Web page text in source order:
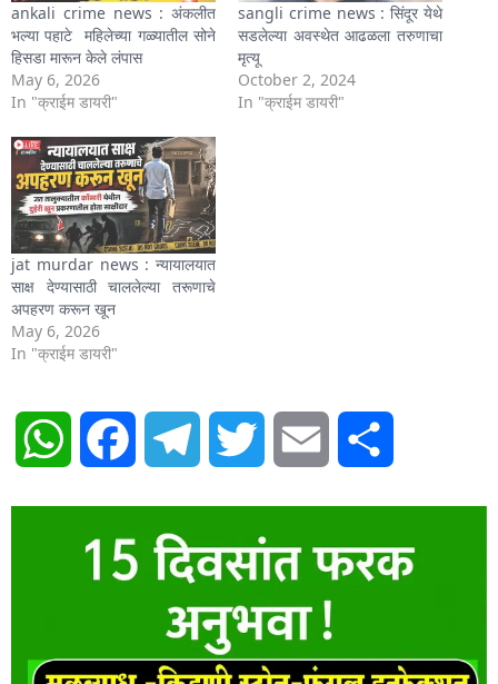
ankali crime news : अंकलीत
भल्या पहाटे महिलेच्या गळ्यातील सोने
हिसडा मारून केले लंपास
May 6, 2026
In "क्राईम डायरी"
sangli crime news : सिंदूर येथे
सडलेल्या अवस्थेत आढळला तरुणाचा
मृत्यू
October 2, 2024
In "क्राईम डायरी"
jat murdar news : न्यायालयात
साक्ष देण्यासाठी चाललेल्या तरूणाचे
अपहरण करून खून
May 6, 2026
In "क्राईम डायरी"
WhatsAppFacebook Telegram Twitter Email